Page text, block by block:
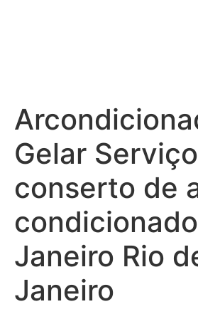
Gelar
conserto de
Janeiro Rio
Janeiro